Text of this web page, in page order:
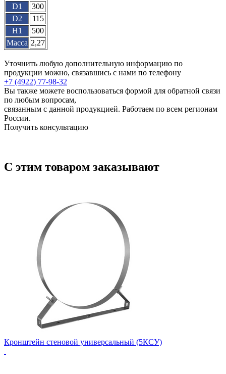
D1
300
D2
115
H1
500
Масса 2,27
Уточнить любую дополнительную информацию по
продукции можно, связавшись с нами по телефону
+7 (4922) 77-98-32
Вы также можете воспользоваться формой для обратной связи
по любым вопросам,
связанным с данной продукцией. Работаем по всем регионам
России.
Получить консультацию
С этим товаром заказывают
Кронштейн стеновой универсальный (5КСУ)